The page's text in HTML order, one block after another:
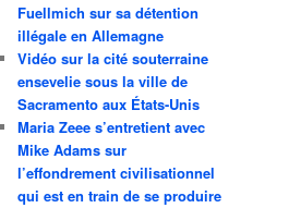
Fuellmich sur sa détention
illégale en Allemagne
Vidéo sur la cité souterraine
ensevelie sous la ville de
Sacramento aux États-Unis
Maria Zeee s’entretient avec
Mike Adams sur
l’effondrement civilisationnel
qui est en train de se produire